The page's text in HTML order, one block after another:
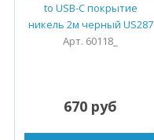
to USB-C покрытие
никель 2м черный US287
Арт. 60118_
670 руб